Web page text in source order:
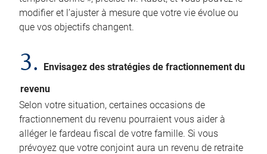
modifier et l’ajuster à mesure que votre vie évolue ou
que vos objectifs changent.
3.
Envisagez des stratégies de fractionnement du
revenu
Selon votre situation, certaines occasions de
fractionnement du revenu pourraient vous aider à
alléger le fardeau fiscal de votre famille. Si vous
prévoyez que votre conjoint aura un revenu de retraite